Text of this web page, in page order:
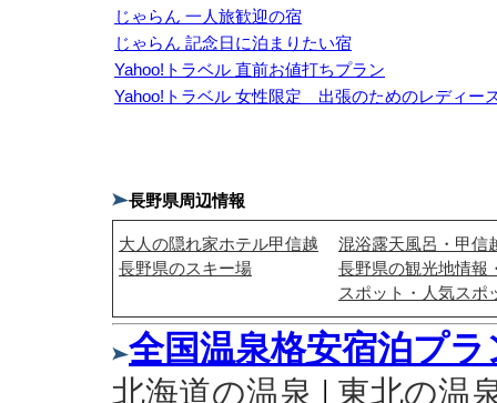
じゃらん 一人旅歓迎の宿
じゃらん 記念日に泊まりたい宿
Yahoo!トラベル 直前お値打ちプラン
Yahoo!トラベル 女性限定 出張のためのレディー
長野県周辺情報
大人の隠れ家ホテル甲信越
混浴露天風呂・甲信
長野県のスキー場
長野県の観光地情報
スポット・人気スポ